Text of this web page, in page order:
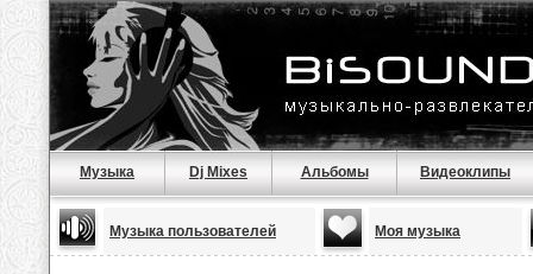
Музыка Dj Mixes Альбомы Видеоклипы
Музыка пользователей Моя музыка